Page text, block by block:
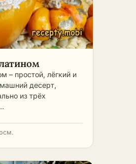
– простой, лёгкий и
десерт,
из трёх